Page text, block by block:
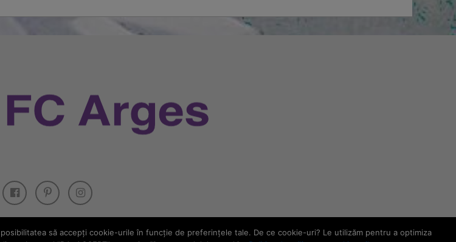
să accepţi cookie-urile în funcţie de preferinţele tale. De ce cookie-uri? Le utilizăm pentru a optimiza